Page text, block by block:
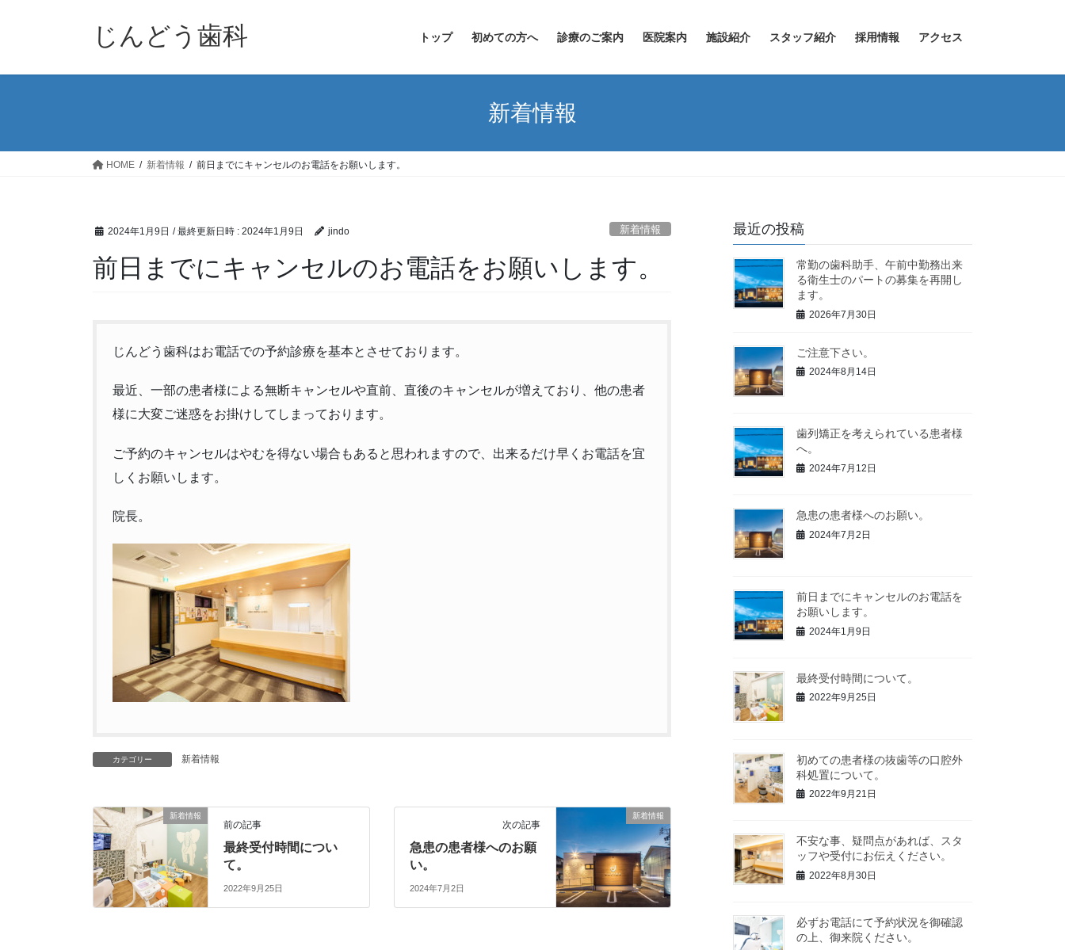
じんどう歯科 トップ 初めての方へ 診療のご案内 医院案内 施設紹介 スタッフ紹介 採用情報 アクセス
新着情報
HOME 新着情報 前日までにキャンセルのお電話をお願いします。
2024年1月9日 / 最終更新日時 : 2024年1月9日 jindo 新着情報
前日までにキャンセルのお電話をお願いします。
じんどう歯科はお電話での予約診療を基本とさせております。
最近、一部の患者様による無断キャンセルや直前、直後のキャンセルが増えており、他の患者
様に大変ご迷惑をお掛けしてしまっております。
ご予約のキャンセルはやむを得ない場合もあると思われますので、出来るだけ早くお電話を宜
しくお願いします。
院長。
カテゴリー 新着情報
新着情報
前の記事
最終受付時間につい
て。
2022年9月25日
新着情報
次の記事
急患の患者様へのお願
い。
2024年7月2日
最近の投稿
常勤の歯科助手、午前中勤務出来
る衛生士のパートの募集を再開し
ます。
2026年7月30日
ご注意下さい。
2024年8月14日
歯列矯正を考えられている患者様
へ。
2024年7月12日
急患の患者様へのお願い。
2024年7月2日
前日までにキャンセルのお電話を
お願いします。
2024年1月9日
最終受付時間について。
2022年9月25日
初めての患者様の抜歯等の口腔外
科処置について。
2022年9月21日
不安な事、疑問点があれば、スタ
ッフや受付にお伝えください。
2022年8月30日
必ずお電話にて予約状況を御確認
の上、御来院ください。